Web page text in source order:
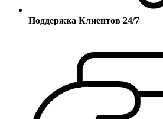
Поддержка Клиентов 24/7